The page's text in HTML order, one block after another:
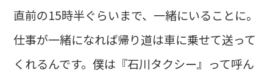
直前の15時半ぐらいまで、一緒にいることに。
仕事が一緒になれば帰り道は車に乗せて送って
くれるんです。僕は『石川タクシー』って呼ん